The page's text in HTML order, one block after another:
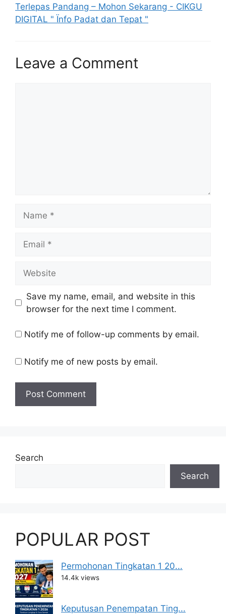
Terlepas Pandang – Mohon Sekarang - CIKGU
DIGITAL " Ïnfo Padat dan Tepat "
Leave a Comment
Save my name, email, and website in this
browser for the next time I comment.
Notify me of follow-up comments by email.
Notify me of new posts by email.
Search
Search
POPULAR POST
Permohonan Tingkatan 1 20...
14.4k views
Keputusan Penempatan Ting...